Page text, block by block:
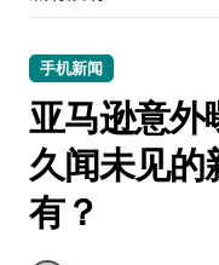
手机新闻
亚马逊意外
久闻未见的
有？